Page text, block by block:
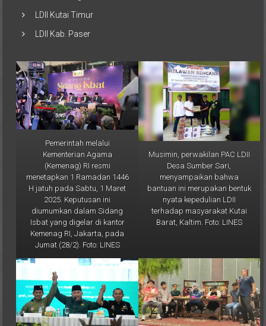
LDII Kutai Timur
Pemerintah melalui
Kementerian Agama
(Kemenag) RI resmi
menetapkan 1 Ramadan 1446
H jatuh pada Sabtu, 1 Maret
2025. Keputusan ini
diumumkan dalam Sidang
Isbat yang digelar di kantor
Kemenag RI, Jakarta, pada
Jumat (28/2). Foto: LINES
Musimin, perwakilan PAC LDII
Desa Sumber Sari,
menyampaikan bahwa
bantuan ini merupakan bentuk
nyata kepedulian LDII
terhadap masyarakat Kutai
Barat, Kaltim. Foto: LINES